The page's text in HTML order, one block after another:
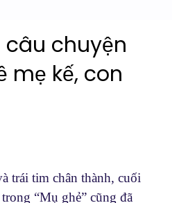
câu chuyện
mẹ kế, con
trái tim chân thành, cuối
“Mụ ghẻ” cũng đã